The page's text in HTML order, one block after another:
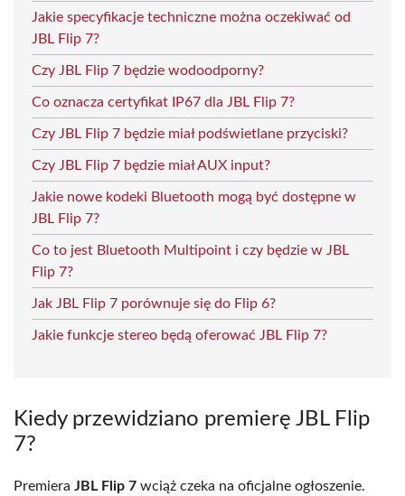
Jakie specyfikacje techniczne można oczekiwać od
JBL Flip 7?
Czy JBL Flip 7 będzie wodoodporny?
Co oznacza certyfikat IP67 dla JBL Flip 7?
Czy JBL Flip 7 będzie miał podświetlane przyciski?
Czy JBL Flip 7 będzie miał AUX input?
Jakie nowe kodeki Bluetooth mogą być dostępne w
JBL Flip 7?
Co to jest Bluetooth Multipoint i czy będzie w JBL
Flip 7?
Jak JBL Flip 7 porównuje się do Flip 6?
Jakie funkcje stereo będą oferować JBL Flip 7?
Kiedy przewidziano premierę JBL Flip
7?
Premiera JBL Flip 7 wciąż czeka na oficjalne ogłoszenie.